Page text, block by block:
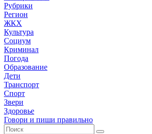
Рубрики
Регион
ЖКХ
Культура
Социум
Криминал
Погода
Образование
Дети
Транспорт
Спорт
Звери
Здоровье
Говори и пиши правильно